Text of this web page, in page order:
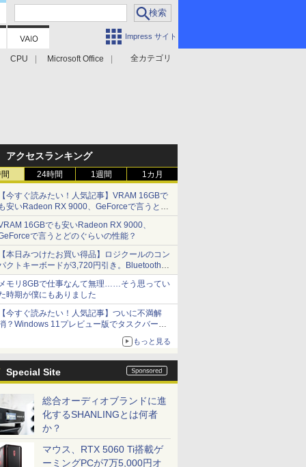
Impress サイト
全カテゴリ
CPU Microsoft Office
アクセスランキング
24時間 1週間 1カ月
今すぐ読みたい！人気記事】VRAM 16GBで
安いRadeon RX 9000、GeForceで言うとど
ぐらいの性能？ - PC Watch
16GBでも安いRadeon RX 9000、
で言うとどのぐらいの性能？
本日みつけたお買い得品】ロジクールのコン
クトキーボードが3,720円引き。Bluetoothで3
接続対応
モリ8GBで仕事なんて無理……そう思ってい
時期が僕にもありました
今すぐ読みたい！人気記事】ついに不満解
？Windows 11プレビュー版でタスクバーの
もっと見る
Special Site
総合オーディオブランドに進
化するSHANLINGとは何者
か？
マウス、RTX 5060 Ti搭載ゲ
ーミングPCが7万5,000円オ